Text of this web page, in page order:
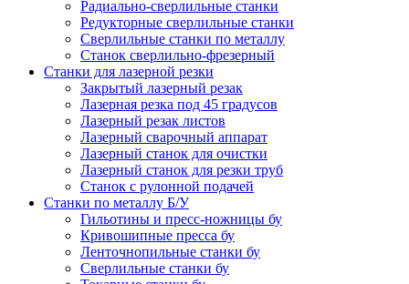
Радиально-сверлильные станки
Редукторные сверлильные станки
Сверлильные станки по металлу
Станок сверлильно-фрезерный
Станки для лазерной резки
Закрытый лазерный резак
Лазерная резка под 45 градусов
Лазерный резак листов
Лазерный сварочный аппарат
Лазерный станок для очистки
Лазерный станок для резки труб
Станок с рулонной подачей
Станки по металлу Б/У
Гильотины и пресс-ножницы бу
Кривошипные пресса бу
Ленточнопильные станки бу
Сверлильные станки бу